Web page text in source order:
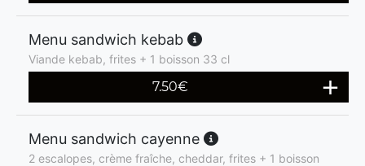
Menu sandwich kebab
Viande kebab, frites + 1 boisson 33 cl
7.50€
Menu sandwich cayenne
2 escalopes, crème fraîche, cheddar, frites + 1 boisson